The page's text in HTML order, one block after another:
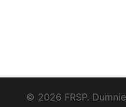
© 2026 FRSP.